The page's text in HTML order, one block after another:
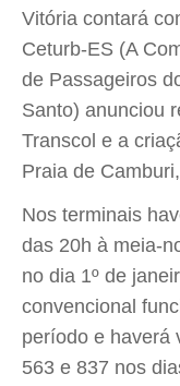
Vitória contará
Ceturb-ES (A
de Passageiros
Santo) anunciou
Transcol e a
Praia de
Nos terminais
das 20h à meia-
no dia 1º de
convencional
período e haverá
563 e 837 nos